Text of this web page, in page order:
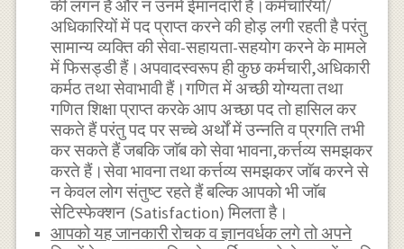
की लगन है और न उनमें ईमानदारी है।कर्मचारियों/
अधिकारियों में पद प्राप्त करने की होड़ लगी रहती है परंतु
सामान्य व्यक्ति की सेवा-सहायता-सहयोग करने के मामले
में फिसड्डी हैं।अपवादस्वरूप ही कुछ कर्मचारी,अधिकारी
कर्मठ तथा सेवाभावी हैं।गणित में अच्छी योग्यता तथा
गणित शिक्षा प्राप्त करके आप अच्छा पद तो हासिल कर
सकते हैं परंतु पद पर सच्चे अर्थों में उन्नति व प्रगति तभी
कर सकते हैं जबकि जाॅब को सेवा भावना,कर्त्तव्य समझकर
करते हैं।सेवा भावना तथा कर्त्तव्य समझकर जाॅब करने से
न केवल लोग संतुष्ट रहते हैं बल्कि आपको भी जाॅब
सेटिस्फेक्शन (Satisfaction) मिलता है।
आपको यह जानकारी रोचक व ज्ञानवर्धक लगे तो अपने